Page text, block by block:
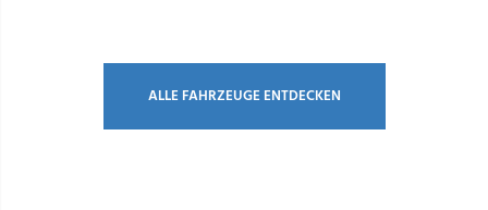
ALLE FAHRZEUGE ENTDECKEN